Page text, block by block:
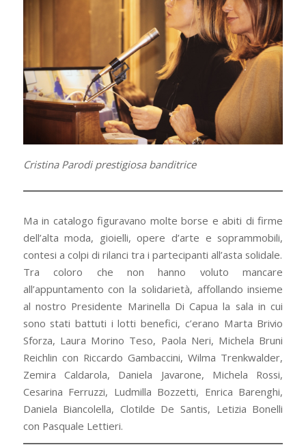
Cristina Parodi prestigiosa banditrice
Ma in catalogo figuravano molte borse e abiti di firme
dell’alta moda, gioielli, opere d’arte e soprammobili,
contesi a colpi di rilanci tra i partecipanti all’asta solidale.
Tra coloro che non hanno voluto mancare
all’appuntamento con la solidarietà, affollando insieme
al nostro Presidente Marinella Di Capua la sala in cui
sono stati battuti i lotti benefici, c’erano Marta Brivio
Sforza, Laura Morino Teso, Paola Neri, Michela Bruni
Reichlin con Riccardo Gambaccini, Wilma Trenkwalder,
Zemira Caldarola, Daniela Javarone, Michela Rossi,
Cesarina Ferruzzi, Ludmilla Bozzetti, Enrica Barenghi,
Daniela Biancolella, Clotilde De Santis, Letizia Bonelli
con Pasquale Lettieri.